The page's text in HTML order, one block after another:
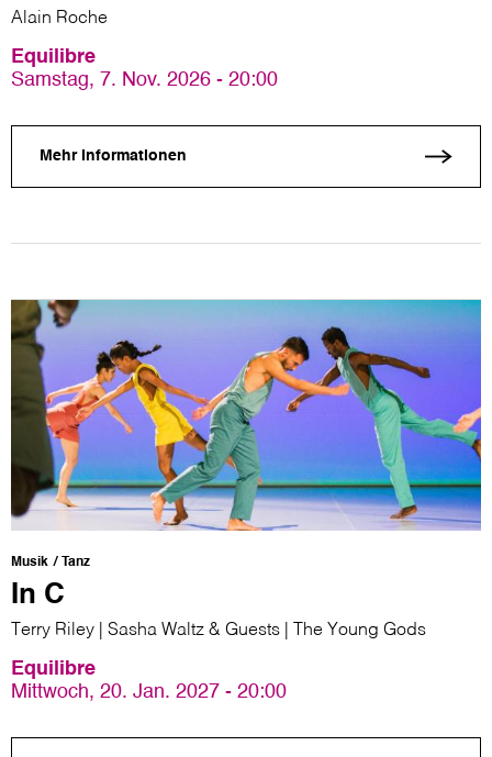
Alain Roche
Equilibre
Samstag, 7. Nov. 2026 - 20:00
Mehr Informationen
Musik Tanz
In C
Terry Riley | Sasha Waltz & Guests | The Young Gods
Equilibre
Mittwoch, 20. Jan. 2027 - 20:00